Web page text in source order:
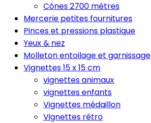
Cônes 2700 mètres
Mercerie petites fournitures
Pinces et pressions plastique
Yeux & nez
Molleton entoilage et garnissage
Vignettes 15 x 15 cm
vignettes animaux
vignettes enfants
Vignettes médaillon
Vignettes rétro